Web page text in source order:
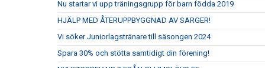
Nu startar vi upp träningsgrupp för barn födda 2019
HJÄLP MED ÅTERUPPBYGGNAD AV SARGER!
Vi söker Juniorlagstränare till säsongen 2024
Spara 30% och stötta samtidigt din förening!